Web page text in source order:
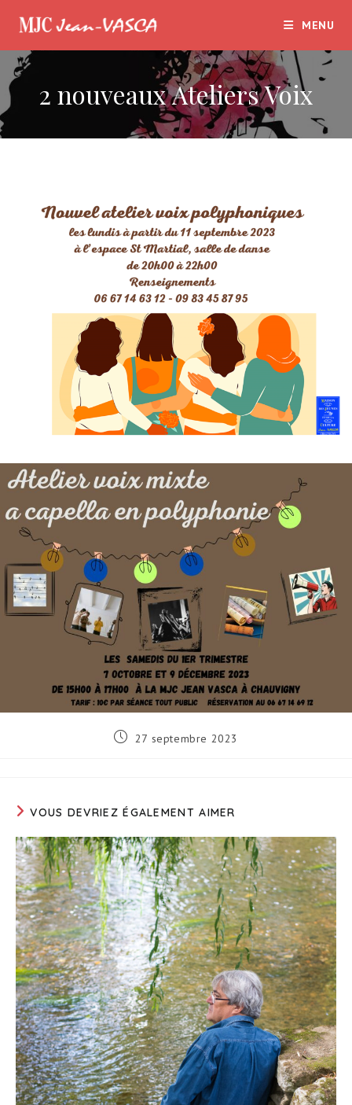
content
MENU
2 nouveaux Ateliers Voix
Publication
27 septembre 2023
VOUS DEVRIEZ ÉGALEMENT AIMER